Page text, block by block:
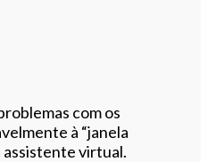
com os
à “janela
assistente virtual.